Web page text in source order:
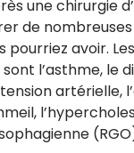
une chirurgie
de
pourriez avoir.
l’asthme, le
artérielle,